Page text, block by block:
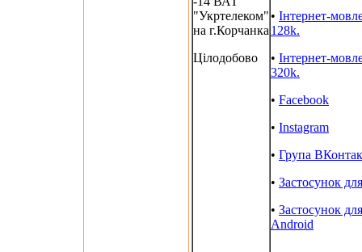
"Укртелеком"
на г.Корчанка
Цілодобово
• Інтернет-
128k.
• Інтернет-
320k.
• Facebook
• Instagram
• Група
• Застосунок
• Застосунок для
Android